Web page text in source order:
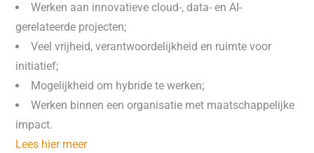
Werken aan innovatieve cloud-, data- en AI-
gerelateerde projecten;
Veel vrijheid, verantwoordelijkheid en ruimte voor
initiatief;
Mogelijkheid om hybride te werken;
Werken binnen een organisatie met maatschappelijke
impact.
Lees hier meer